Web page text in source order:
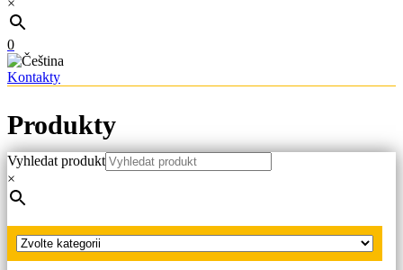
×
0
Kontakty
Produkty
Hlavní strana
Vyhledat produkt
×